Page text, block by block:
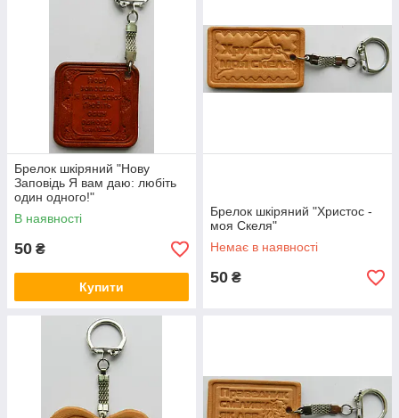
Брелок шкіряний "Нову
Заповідь Я вам даю: любіть
один одного!"
В наявності
50 ₴
Купити
Брелок шкіряний "Христос -
моя Скеля"
Немає в наявності
50 ₴